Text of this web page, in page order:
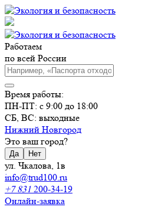
Работаем
по всей России
Время работы:
ПН-ПТ: с 9:00 до 18:00
СБ, ВС: выходные
Нижний Новгород
Это ваш город?
Да Нет
ул. Чкалова, 1в
info@trud100.ru
+7 831 200-34-19
Онлайн-заявка